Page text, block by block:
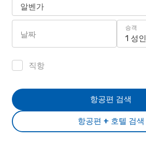
알벤가
날짜
승객
1 성인
직항
항공편 + 호텔 검색
항공편 검색